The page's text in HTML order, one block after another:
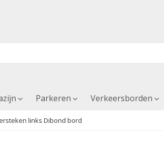
Parkeren Verkeersborden
links Dibond bord